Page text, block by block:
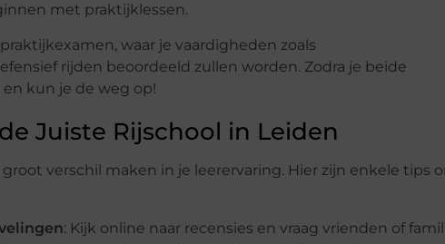
met praktijklessen.
waar je vaardigheden zoals
rijden beoordeeld zullen worden. Zodra je beide
kun je de weg op!
Juiste Rijschool in Leiden
verschil maken in je leerervaring. Hier zijn enkele tips
: Kijk online naar recensies en vraag vrienden of